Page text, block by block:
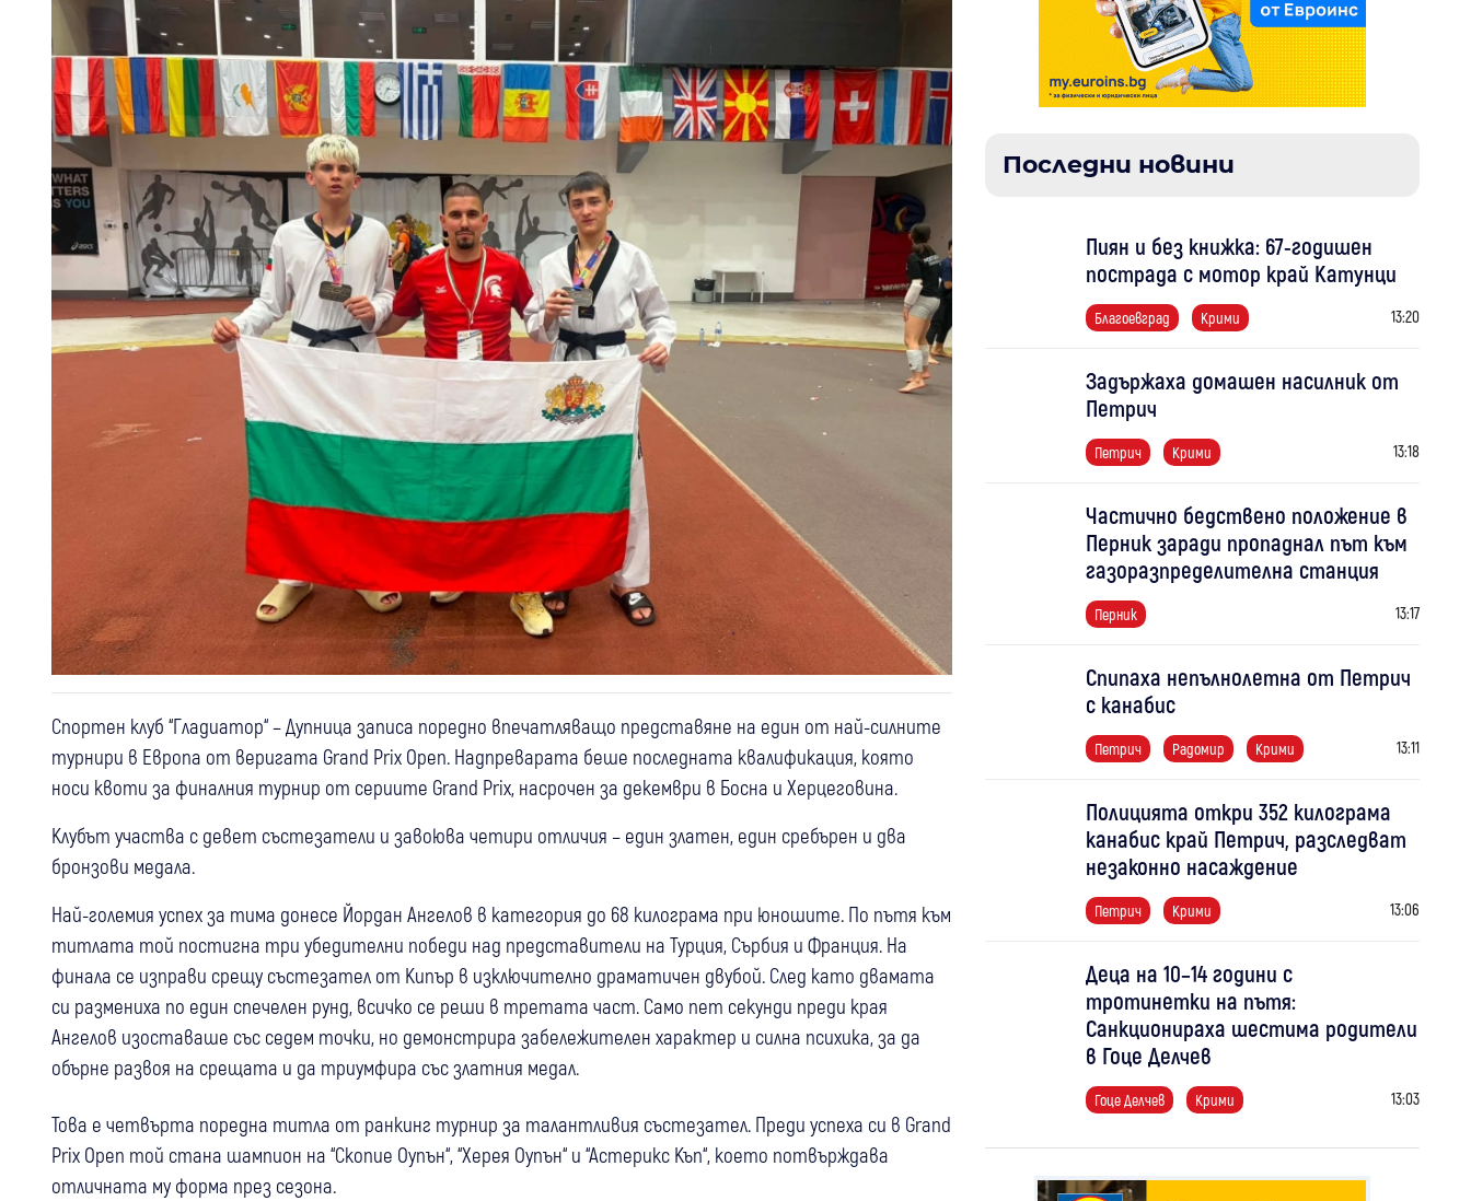
Спортен клуб “Гладиатор“ – Дупница записа поредно впечатляващо представяне на един от най-силните
турнири в Европа от веригата Grand Prix Open. Надпреварата беше последната квалификация, която
носи квоти за финалния турнир от сериите Grand Prix, насрочен за декември в Босна и Херцеговина.
Клубът участва с девет състезатели и завоюва четири отличия – един златен, един сребърен и два
бронзови медала.
Най-големия успех за тима донесе Йордан Ангелов в категория до 68 килограма при юношите. По пътя към
титлата той постигна три убедителни победи над представители на Турция, Сърбия и Франция. На
финала се изправи срещу състезател от Кипър в изключително драматичен двубой. След като двамата
си размениха по един спечелен рунд, всичко се реши в третата част. Само пет секунди преди края
Ангелов изоставаше със седем точки, но демонстрира забележителен характер и силна психика, за да
обърне развоя на срещата и да триумфира със златния медал.
Това е четвърта поредна титла от ранкинг турнир за талантливия състезател. Преди успеха си в Grand
Prix Open той стана шампион на “Скопие Оупън“, “Херея Оупън“ и “Астерикс Къп“, което потвърждава
отличната му форма през сезона.
Последни новини
Пиян и без книжка: 67-годишен
пострада с мотор край Катунци
Благоевград Крими 13:20
Задържаха домашен насилник от
Петрич
Петрич Крими 13:18
Частично бедствено положение в
Перник заради пропаднал път към
газоразпределителна станция
Перник 13:17
Спипаха непълнолетна от Петрич
с канабис
Петрич Радомир Крими 13:11
Полицията откри 352 килограма
канабис край Петрич, разследват
незаконно насаждение
Петрич Крими 13:06
Деца на 10–14 години с
тротинетки на пътя:
Санкционираха шестима родители
в Гоце Делчев
Гоце Делчев Крими 13:03